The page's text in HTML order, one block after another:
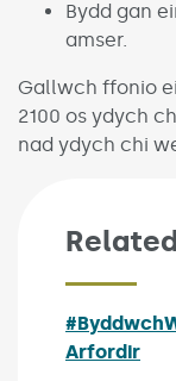
Bydd gan
amser.
Gallwch ffonio
2100 os ydych
nad ydych chi
Related
Arfordir